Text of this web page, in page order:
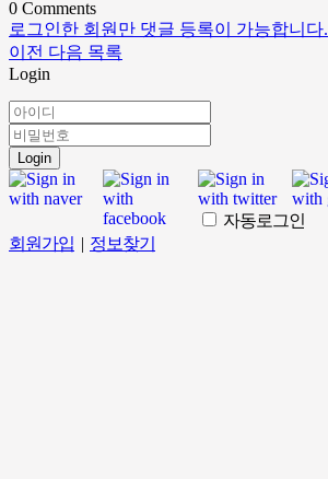
0 Comments
로그인한 회원만 댓글 등록이 가능합니다.
이전 다음 목록
Login
Login
자동로그인
회원가입 | 정보찾기